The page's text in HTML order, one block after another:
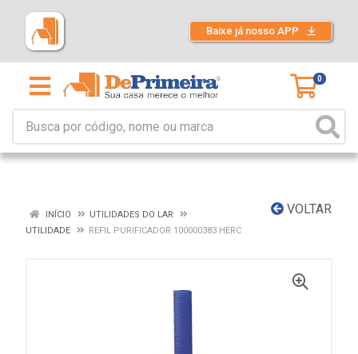
Baixe já nosso APP
0
VOLTAR
INÍCIO
UTILIDADES DO LAR
UTILIDADE
REFIL PURIFICADOR 100000383 HERC